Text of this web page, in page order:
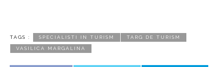
TAGS : SPECIALISTI IN TURISM TARG DE TURISM
VASILICA MARGALINA